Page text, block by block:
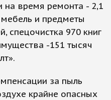
на время ремонта - 2,1
и предметы
спецочистка 970 книг
-151 тысяч
за пыль
крайне опасных